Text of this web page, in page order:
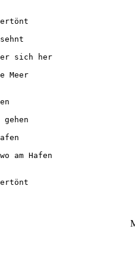
er sich her
Meer
am Hafen